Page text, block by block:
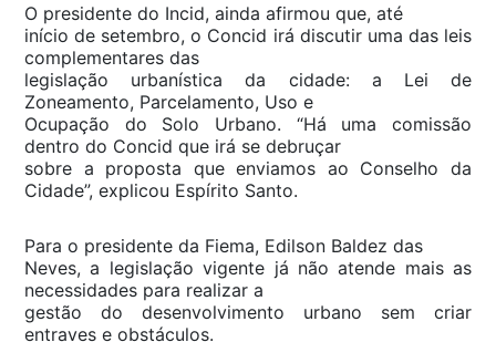
O presidente do Incid, ainda afirmou que, até
início de setembro, o Concid irá discutir uma das leis
complementares das
legislação urbanística da cidade: a Lei de
Zoneamento, Parcelamento, Uso e
Ocupação do Solo Urbano. “Há uma comissão
dentro do Concid que irá se debruçar
sobre a proposta que enviamos ao Conselho da
Cidade”, explicou Espírito Santo.
Para o presidente da Fiema, Edilson Baldez das
Neves, a legislação vigente já não atende mais as
necessidades para realizar a
gestão do desenvolvimento urbano sem criar
entraves e obstáculos.